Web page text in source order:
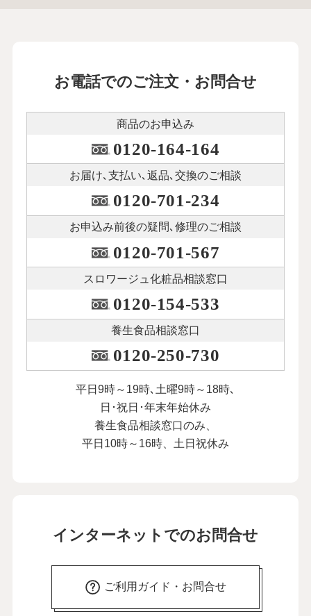
お電話でのご注文・お問合せ
商品のお申込み
0120-164-164
お届け､支払い､ 返品､交換のご相談
0120-701-234
お申込み前後の疑問､修理のご相談
0120-701-567
スロワージュ化粧品相談窓口
0120-154-533
養生食品相談窓口
0120-250-730
平日9時～19時､土曜9時～18時､
日･祝日･年末年始休み
養生食品相談窓口のみ、
平日10時～16時、土日祝休み
インターネットでのお問合せ
ご利用ガイド・お問合せ